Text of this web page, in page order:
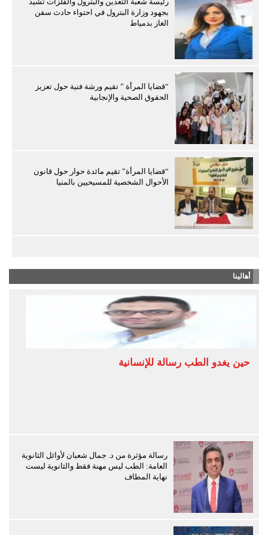
بجهود وزارة البترول في احتواء حادث سفن
الغاز بدمياط
“قضايا المرأة ” تقيم ورشة فنية حول تعزيز
الحقوق الصحية والإنجابية
“قضايا المرأة” تقيم مائدة حوار حول قانون
الأحوال الشخصية للمسيحيين بالمنيا
أهالينا
حين يغدو الطب رسالة للإنسانية
رسالة مؤثرة من د. جمال شعبان لأوائل الثانوية
العامة: الطب ليس مهنة فقط والثانوية ليست
نهاية المطاف